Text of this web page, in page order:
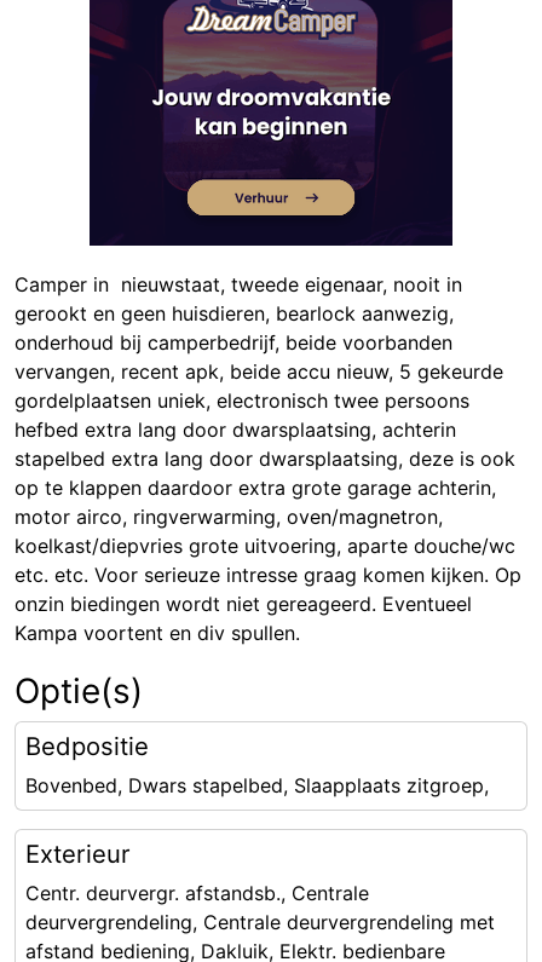
Camper in nieuwstaat, tweede eigenaar, nooit in
gerookt en geen huisdieren, bearlock aanwezig,
onderhoud bij camperbedrijf, beide voorbanden
vervangen, recent apk, beide accu nieuw, 5 gekeurde
gordelplaatsen uniek, electronisch twee persoons
hefbed extra lang door dwarsplaatsing, achterin
stapelbed extra lang door dwarsplaatsing, deze is ook
op te klappen daardoor extra grote garage achterin,
motor airco, ringverwarming, oven/magnetron,
koelkast/diepvries grote uitvoering, aparte douche/wc
etc. etc. Voor serieuze intresse graag komen kijken. Op
onzin biedingen wordt niet gereageerd. Eventueel
Kampa voortent en div spullen.
Optie(s)
Bedpositie
Bovenbed, Dwars stapelbed, Slaapplaats zitgroep,
Exterieur
Centr. deurvergr. afstandsb., Centrale
deurvergrendeling, Centrale deurvergrendeling met
afstand bediening, Dakluik, Elektr. bedienbare